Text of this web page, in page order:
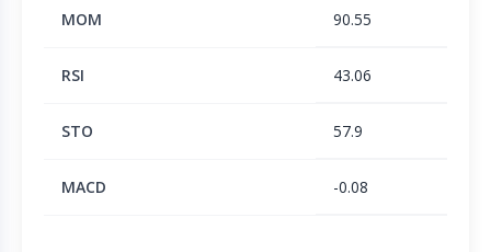
MOM 90.55
RSI 43.06
STO 57.9
MACD -0.08